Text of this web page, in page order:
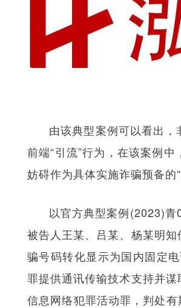
由该典型案例可以看出
前端“引流”行为，在该案例
妨碍作为具体实施诈骗预备的
以官方典型案例(2023)
被告人王某、吕某、杨某明
骗号码转化显示为国内固定
罪提供通讯传输技术支持并
信息网络犯罪活动罪，判处